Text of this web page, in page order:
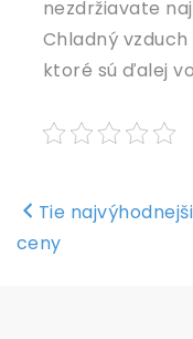
nezdržiavate
Chladný
ktoré sú ďalej
Navigace
pro
Tie
ceny